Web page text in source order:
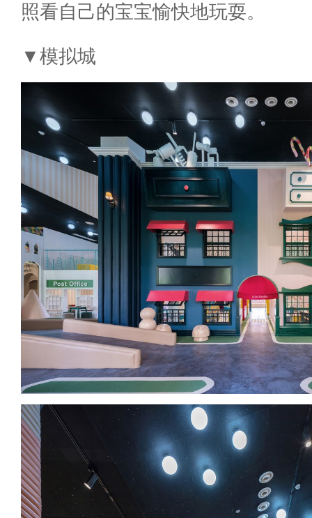
照看自己的宝宝愉快地玩耍。
▼模拟城